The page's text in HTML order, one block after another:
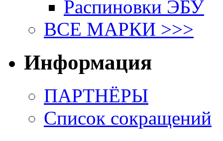
Распиновки ЭБУ
ВСЕ МАРКИ >>>
Информация
ПАРТНЁРЫ
Список сокращений